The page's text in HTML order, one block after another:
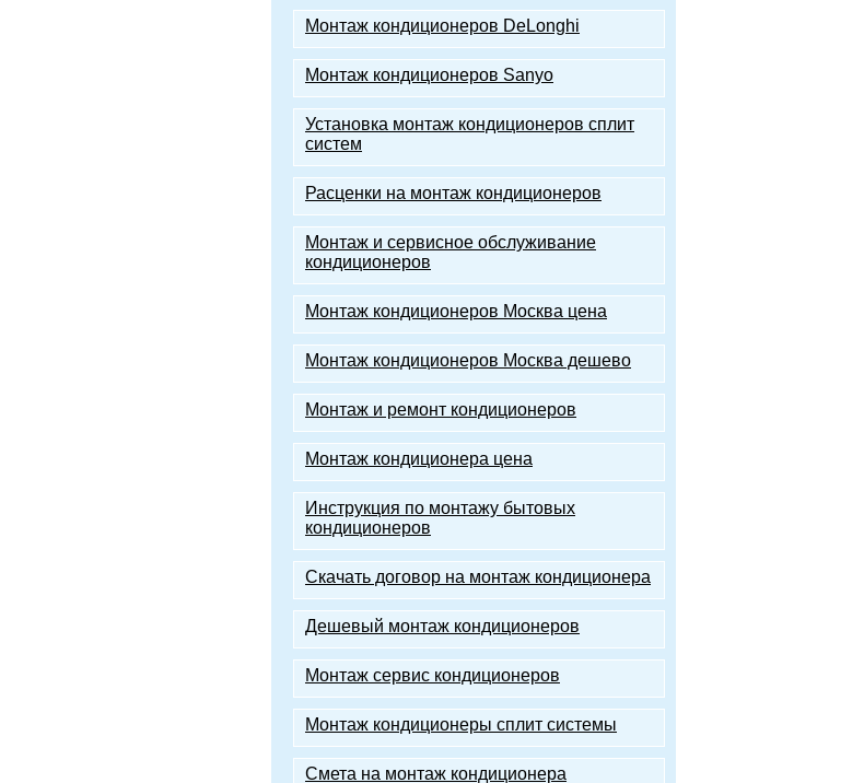
Монтаж кондиционеров DeLonghi
Монтаж кондиционеров Sanyo
Установка монтаж кондиционеров сплит
систем
Расценки на монтаж кондиционеров
Монтаж и сервисное обслуживание
кондиционеров
Монтаж кондиционеров Москва цена
Монтаж кондиционеров Москва дешево
Монтаж и ремонт кондиционеров
Монтаж кондиционера цена
Инструкция по монтажу бытовых
кондиционеров
Скачать договор на монтаж кондиционера
Дешевый монтаж кондиционеров
Монтаж сервис кондиционеров
Монтаж кондиционеры сплит системы
Смета на монтаж кондиционера